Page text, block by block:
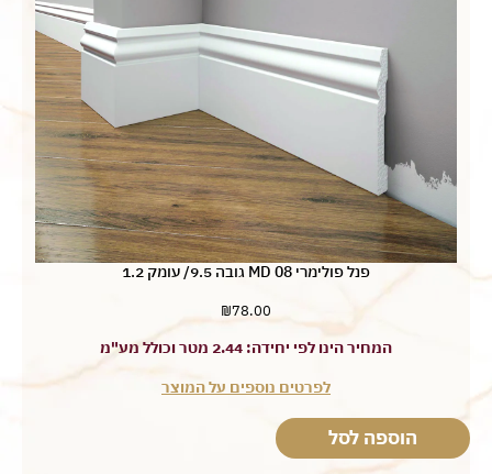
פנל פולימרי MD 08 גובה 9.5/ עומק 1.2
₪78.00
המחיר הינו לפי יחידה: 2.44 מטר וכולל מע"מ
לפרטים נוספים על המוצר
הוספה לסל